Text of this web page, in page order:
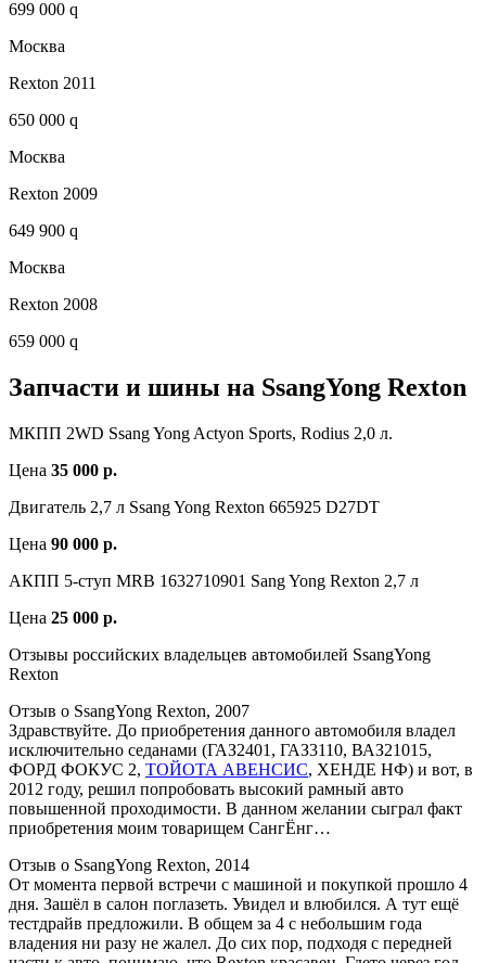
699 000 q
Москва
Rexton 2011
650 000 q
Москва
Rexton 2009
649 900 q
Москва
Rexton 2008
659 000 q
Запчасти и шины на SsangYong Rexton
МКПП 2WD Ssang Yong Actyon Sports, Rodius 2,0 л.
Цена 35 000 р.
Двигатель 2,7 л Ssang Yong Rexton 665925 D27DT
Цена 90 000 р.
АКПП 5-ступ MRB 1632710901 Sang Yong Rexton 2,7 л
Цена 25 000 р.
Отзывы российских владельцев автомобилей SsangYong
Rexton
Отзыв о SsangYong Rexton, 2007
Здравствуйте. До приобретения данного автомобиля владел
исключительно седанами (ГАЗ2401, ГАЗ3110, ВАЗ21015,
ФОРД ФОКУС 2, ТОЙОТА АВЕНСИС, ХЕНДЕ НФ) и вот, в
2012 году, решил попробовать высокий рамный авто
повышенной проходимости. В данном желании сыграл факт
приобретения моим товарищем СангЁнг…
Отзыв о SsangYong Rexton, 2014
От момента первой встречи с машиной и покупкой прошло 4
дня. Зашёл в салон поглазеть. Увидел и влюбился. А тут ещё
тестдрайв предложили. В общем за 4 с небольшим года
владения ни разу не жалел. До сих пор, подходя с передней